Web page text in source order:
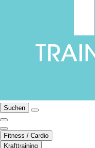
Suchen
Fitness / Cardio
Krafttraining